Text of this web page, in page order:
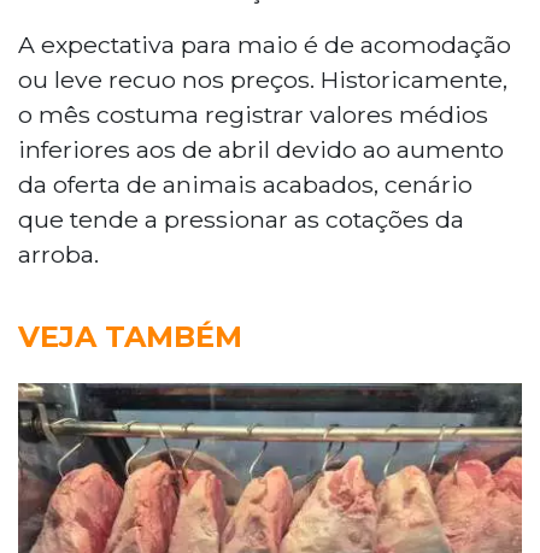
A expectativa para maio é de acomodação
ou leve recuo nos preços. Historicamente,
o mês costuma registrar valores médios
inferiores aos de abril devido ao aumento
da oferta de animais acabados, cenário
que tende a pressionar as cotações da
arroba.
VEJA TAMBÉM